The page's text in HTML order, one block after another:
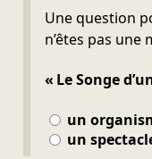
Une question
n’êtes pas une
« Le Songe
un
un
Ne pas remplir